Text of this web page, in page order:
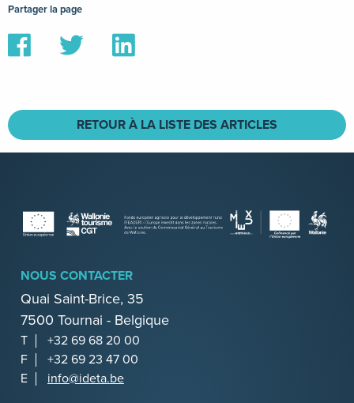
Partager la page
Partager
sur
Partager
sur
Partager
sur
RETOUR À LA LISTE DES ARTICLES
NOUS CONTACTER
Quai Saint-Brice, 35
7500 Tournai - Belgique
T
+32 69 68 20 00
F
+32 69 23 47 00
E
info@ideta.be